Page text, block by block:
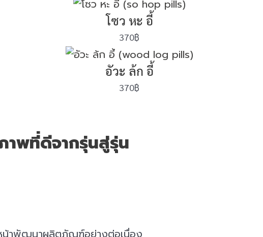
โซว หะ อี้
370฿
อัวะ ล้ก อี้
370฿
พที่ดีจากรุ่นสู่รุ่น